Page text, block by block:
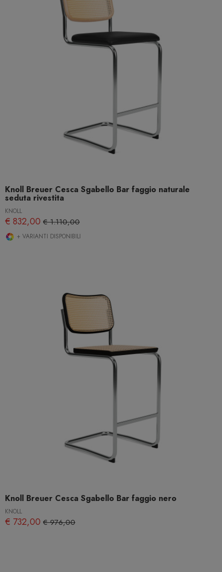
Knoll Breuer Cesca Sgabello Bar faggio naturale
seduta rivestita
KNOLL
€ 832,00 € 1.110,00
+ VARIANTI DISPONIBILI
Knoll Breuer Cesca Sgabello Bar faggio nero
KNOLL
€ 732,00 € 976,00